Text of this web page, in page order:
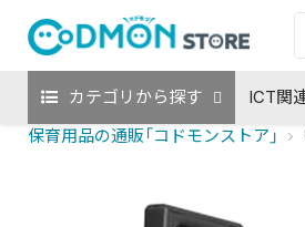
カテゴリから探す ICT関
保育用品の通販「コドモンストア」